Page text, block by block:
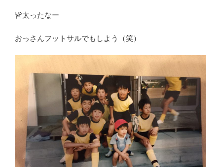
皆太ったなー
おっさんフットサルでもしよう（笑）